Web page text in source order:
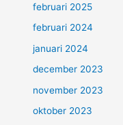
februari 2025
februari 2024
januari 2024
december 2023
november 2023
oktober 2023